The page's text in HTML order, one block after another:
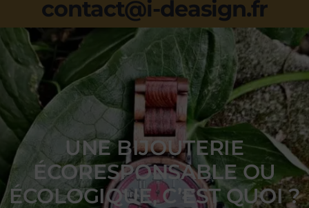
contact@i-deasign.fr
UNE BIJOUTERIE
ÉCORESPONSABLE OU
ÉCOLOGIQUE, C’EST QUOI ?